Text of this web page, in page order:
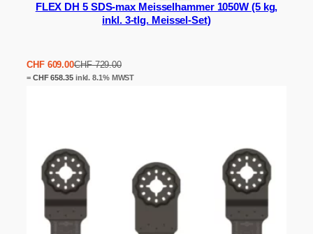
FLEX DH 5 SDS-max Meisselhammer 1050W (5 kg,
inkl. 3-tlg. Meissel-Set)
CHF729.00
Ursprünglicher
Preis
CHF609.00
Aktueller
Preis
= CHF658.35inkl. 8.1% MWST